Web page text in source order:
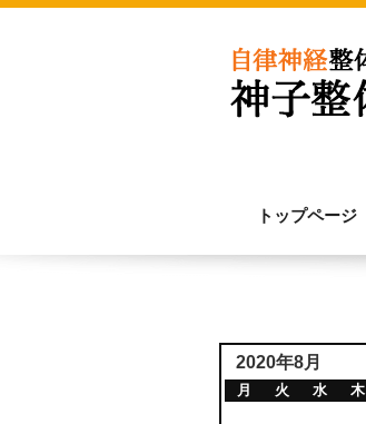
トップページ
2020年8月
月 火 水 木